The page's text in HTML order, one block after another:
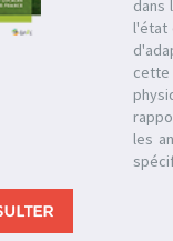
dans
l'état
les